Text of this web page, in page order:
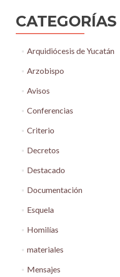
CATEGORÍAS
Arquidiócesis de Yucatán
Arzobispo
Avisos
Conferencias
Criterio
Decretos
Destacado
Documentación
Esquela
Homilías
materiales
Mensajes